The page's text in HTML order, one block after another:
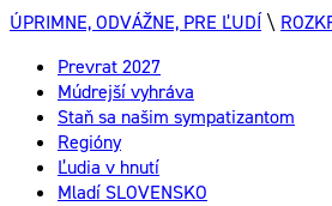
ÚPRIMNE, ODVÁŽNE, PRE ĽUDÍ \
Prevrat 2027
Múdrejší vyhráva
Staň sa našim sympatizantom
Regióny
Ľudia v hnutí
Mladí SLOVENSKO